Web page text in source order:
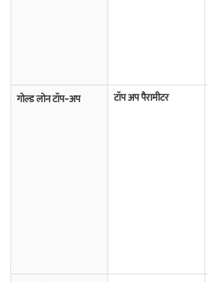
गोल्ड लोन टॉप-अप टॉप अप पैरामीटर